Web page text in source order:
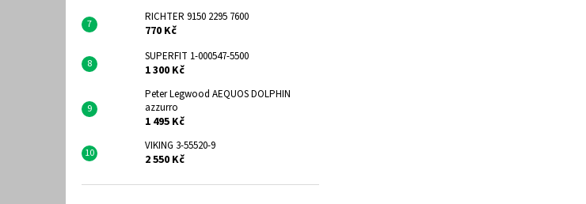
RICHTER 9150 2295 7600
770 Kč
SUPERFIT 1-000547-5500
1 300 Kč
Peter Legwood AEQUOS DOLPHIN
azzurro
1 495 Kč
VIKING 3-55520-9
2 550 Kč